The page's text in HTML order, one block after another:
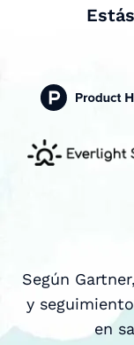
Según
y
en